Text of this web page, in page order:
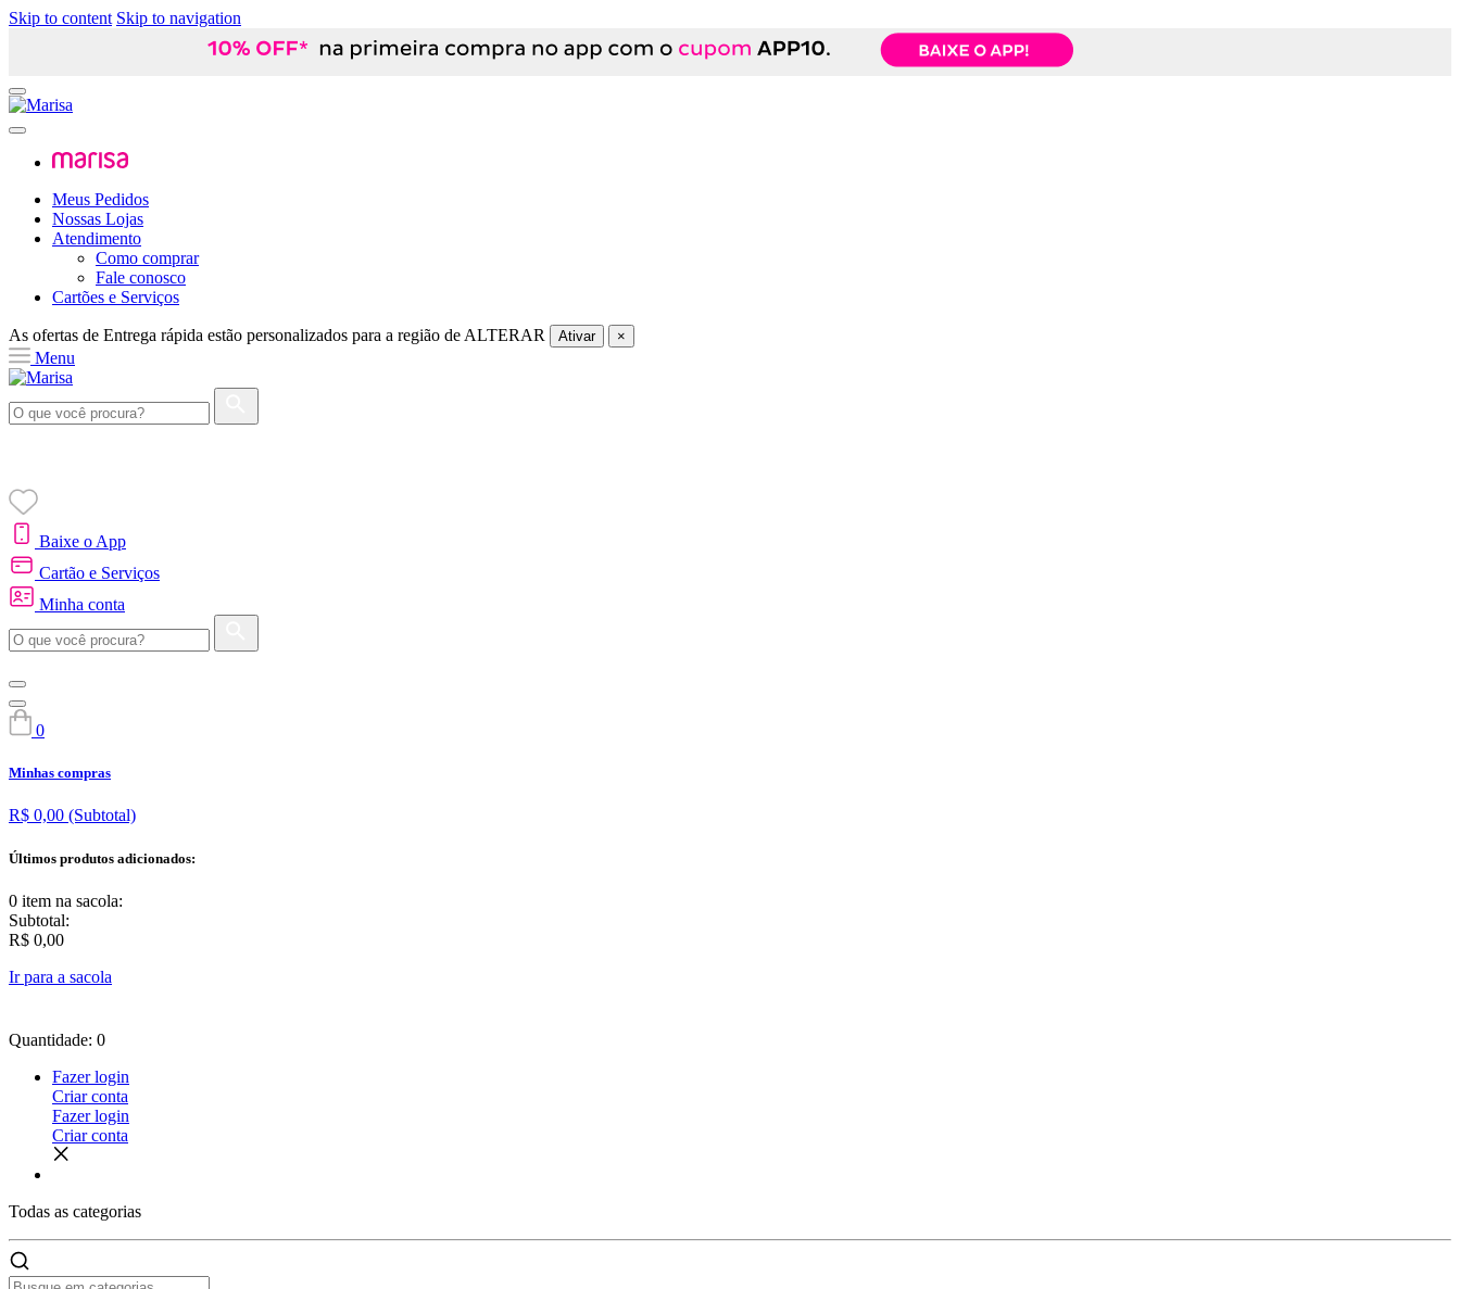
Skip to content Skip to navigation
Meus Pedidos
Nossas Lojas
Atendimento
Como comprar
Fale conosco
Cartões e Serviços
As ofertas de Entrega rápida estão personalizados para a região de ALTERAR Ativar ×
Menu
Baixe o App
Cartão e Serviços
Minha conta
0
Minhas compras
R$ 0,00 (Subtotal)
Últimos produtos adicionados:
0 item na sacola:
Subtotal:
R$ 0,00
Ir para a sacola
Quantidade: 0
Fazer login
Criar conta
Fazer login
Criar conta
Todas as categorias